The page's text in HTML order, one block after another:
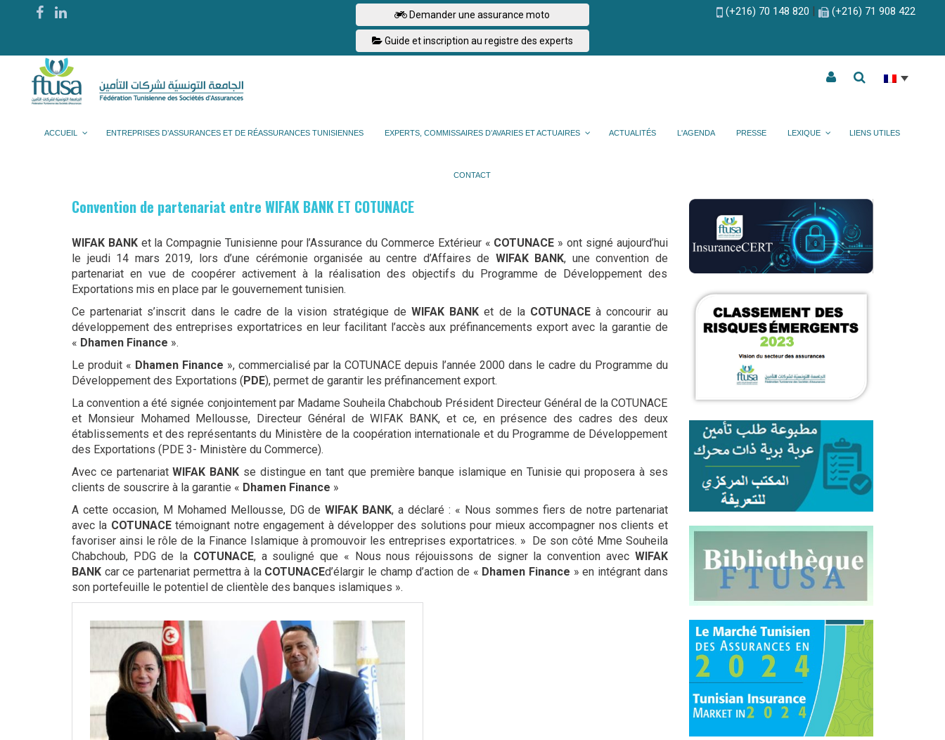
Demander une assurance moto
Guide et inscription au registre des experts
(+216) 70 148 820 | (+216) 71 908 422
ACCUEIL ENTREPRISES D’ASSURANCES ET DE RÉASSURANCES TUNISIENNES EXPERTS, COMMISSAIRES D’AVARIES ET ACTUAIRES ACTUALITÉS L'AGENDA PRESSE LEXIQUE LIENS UTILES
CONTACT
Convention de partenariat entre WIFAK BANK ET COTUNACE
WIFAK BANKet la Compagnie Tunisienne pour l’Assurance du Commerce Extérieur « COTUNACE » ont signé aujourd’hui
le jeudi 14 mars 2019, lors d’une cérémonie organisée au centre d’Affaires de WIFAK BANK, une convention de
partenariat en vue de coopérer activement à la réalisation des objectifs du Programme de Développement des
Exportations mis en place par le gouvernement tunisien.
Ce partenariat s’inscrit dans le cadre de la vision stratégique deWIFAK BANK et de la COTUNACEà concourir au
développement des entreprises exportatrices en leur facilitant l’accès aux préfinancements export avec la garantie de
« Dhamen Finance ».
Le produit « Dhamen Finance », commercialisé par la COTUNACE depuis l’année 2000 dans le cadre du Programme du
Développement des Exportations (PDE), permet de garantir les préfinancement export.
La convention a été signée conjointement par Madame Souheila Chabchoub Président Directeur Général de la COTUNACE
et Monsieur Mohamed Mellousse, Directeur Général de WIFAK BANK, et ce, en présence des cadres des deux
établissements et des représentants du Ministère de la coopération internationale et du Programme de Développement
des Exportations (PDE 3- Ministère du Commerce).
Avec ce partenariatWIFAK BANK se distingue en tant que première banque islamique en Tunisie qui proposera à ses
clients de souscrire à la garantie « Dhamen Finance »
A cette occasion, M Mohamed Mellousse, DG deWIFAK BANK, a déclaré : « Nous sommes fiers de notre partenariat
avec la COTUNACEtémoignant notre engagement à développer des solutions pour mieux accompagner nos clients et
favoriser ainsi le rôle de la Finance Islamique à promouvoir les entreprises exportatrices. » De son côté Mme Souheila
Chabchoub, PDG de la COTUNACE, a souligné que « Nous nous réjouissons de signer la convention avec WIFAK
BANK car ce partenariat permettra à la COTUNACEd’élargir le champ d’action de « Dhamen Finance » en intégrant dans
son portefeuille le potentiel de clientèle des banques islamiques ».